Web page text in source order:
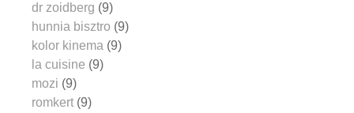
dr zoidberg (9)
hunnia bisztro (9)
kolor kinema (9)
la cuisine (9)
mozi (9)
romkert (9)